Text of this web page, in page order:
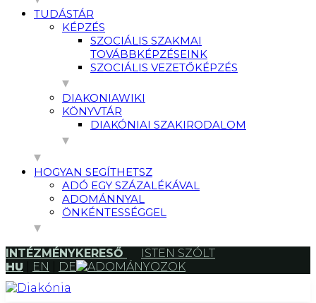
TUDÁSTÁR
KÉPZÉS
SZOCIÁLIS SZAKMAI
TOVÁBBKÉPZÉSEINK
SZOCIÁLIS VEZETŐKÉPZÉS
DIAKONIAWIKI
KÖNYVTÁR
DIAKÓNIAI SZAKIRODALOM
HOGYAN SEGÍTHETSZ
ADÓ EGY SZÁZALÉKÁVAL
ADOMÁNNYAL
ÖNKÉNTESSÉGGEL
INTÉZMÉNYKERESŐ
ISTEN SZÓLT
HU
EN DE ADOMÁNYOZOK